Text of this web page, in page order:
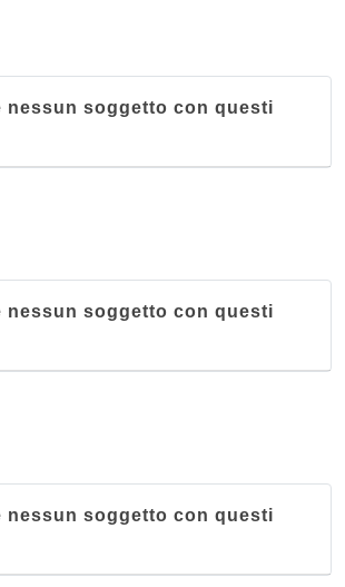
Spello
nessun soggetto con questi
nessun soggetto con questi
nessun soggetto con questi